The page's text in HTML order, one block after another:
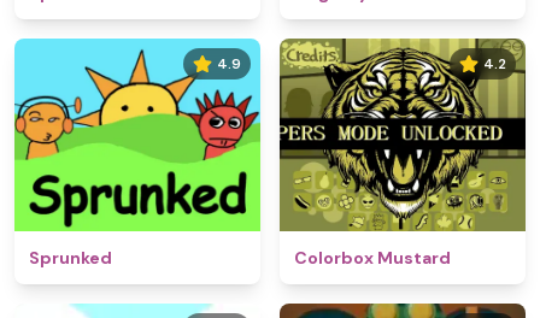
4.9
Sprunked
4.2
Colorbox Mustard